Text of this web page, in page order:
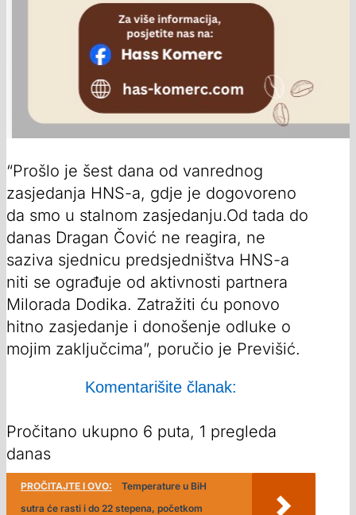
“Prošlo je šest dana od vanrednog
zasjedanja HNS-a, gdje je dogovoreno
da smo u stalnom zasjedanju.Od tada do
danas Dragan Čović ne reagira, ne
saziva sjednicu predsjedništva HNS-a
niti se ograđuje od aktivnosti partnera
Milorada Dodika. Zatražiti ću ponovo
hitno zasjedanje i donošenje odluke o
mojim zaključcima”, poručio je Previšić.
Komentarišite članak:
Pročitano ukupno 6 puta, 1 pregleda
danas
PROČITAJTE I OVO:
Temperature u BiH
sutra će rasti i do 22 stepena, početkom